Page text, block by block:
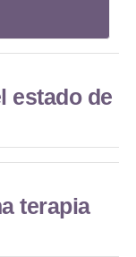
estado de
terapia